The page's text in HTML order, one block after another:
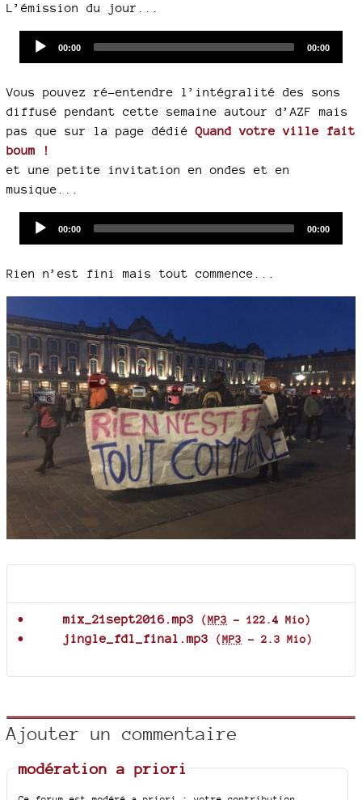
L’émission du jour...
Current
00:00
Total
00:00
Vous pouvez ré-entendre l’intégralité des sons
diffusé pendant cette semaine autour d’AZF mais
pas que sur la page dédiéQuand votre ville fait
boum !
et une petite invitation en ondes et en
musique...
Current
00:00
Total
00:00
Rien n’est fini mais tout commence...
mix_21sept2016.mp3 (MP3 - 122.4 Mio)
jingle_fdl_final.mp3 (MP3 - 2.3 Mio)
Ajouter un commentaire
modération a priori